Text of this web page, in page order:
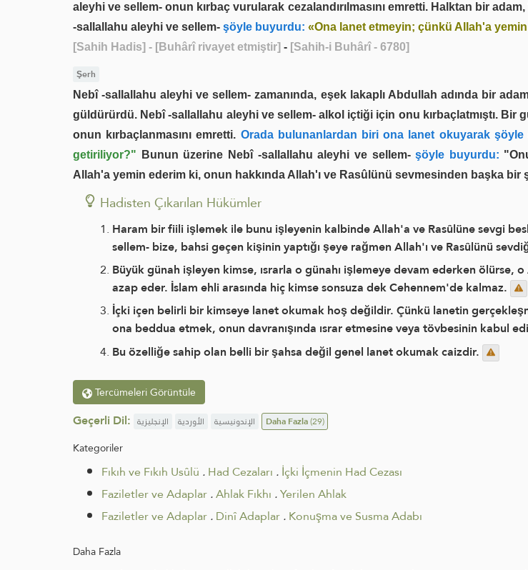
aleyhi ve sellem- onun kırbaç vurularak cezalandırılmasını emretti. Halktan bir
-sallallahu aleyhi ve sellem- şöyle buyurdu: «Ona lanet etmeyin; çünkü Allah'a
[Sahih Hadis] - [Buhârî rivayet etmiştir] - [Sahih-i Buhârî - 6780]
Şerh
Nebî -sallallahu aleyhi ve sellem- zamanında, eşek lakaplı Abdullah adında bir
güldürürdü. Nebî -sallallahu aleyhi ve sellem- alkol içtiği için onu kırbaçlatmıştı.
onun kırbaçlanmasını emretti. Orada bulunanlardan biri ona lanet okuyarak şöyle
getiriliyor?" Bunun üzerine Nebî -sallallahu aleyhi ve sellem-şöyle buyurdu:
Allah'a yemin ederim ki, onun hakkında Allah'ı ve Rasûlünü sevmesinden başka bir
Hadisten Çıkarılan Hükümler
Haram bir fiili işlemek ile bunu işleyenin kalbinde Allah'a ve Rasûlüne sevgi
sellem- bize, bahsi geçen kişinin yaptığı şeye rağmen Allah'ı ve Rasûlünü
Büyük günah işleyen kimse, ısrarla o günahı işlemeye devam ederken
azap eder. İslam ehli arasında hiç kimse sonsuza dek Cehennem'de kalmaz.
İçki içen belirli bir kimseye lanet okumak hoş değildir. Çünkü lanetin
ona beddua etmek, onun davranışında ısrar etmesine veya tövbesinin kabul
Bu özelliğe sahip olan belli bir şahsa değil genel lanet okumak caizdir.
Tercümeleri Görüntüle
Geçerli Dil: الإنجليزية الأوردية الإندونيسية Daha Fazla(29)
Kategoriler
Fıkıh ve Fıkıh Usûlü .Had Cezaları .İçki İçmenin Had Cezası
Faziletler ve Adaplar.Ahlak Fıkhı .Yerilen Ahlak
Faziletler ve Adaplar.Dinî Adaplar.Konuşma ve Susma Adabı
Daha Fazla